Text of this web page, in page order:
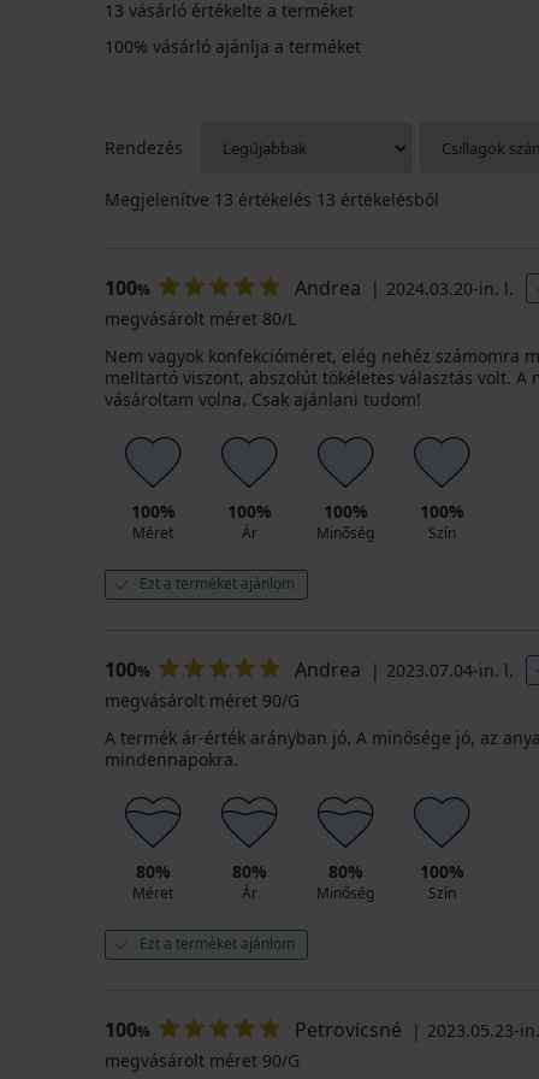
Michelle
bélés
25 490
20 400
Ft
kód
BRA20
klasszikus
női
9 090
Ft
akció
3+1
INGYEN
bélés
nélküli
21 790
Ft
17 440
Ft
kód
BRA20
III
bélés
Kedvezmény
10 840
Ft
Eredeti ár
15 490
Ft
női
alsó
10 390
Ft
akció
3+1
13 vásárló értékelte a terméket
100% vásárló ajánlja a terméket
Rendezés
Megjelenítve 13 értékelés 13 értékelésből
100% Andrea 2024.03.20-in. l.
megvásárolt méret 80/L
Nem vagyok konfekcióméret, elég nehéz számomra
melltartó viszont, abszolút tökéletes választás volt.
vásároltam volna. Csak ajánlani tudom!
100%
Méret
100%
Ár
100%
Minőség
100%
Szín
Ezt a terméket ajánlom
100% Andrea 2023.07.04-in. l.
megvásárolt méret 90/G
A termék ár-érték arányban jó. A minősége jó, az
mindennapokra.
80%
Méret
80%
Ár
80%
Minőség
100%
Szín
Ezt a terméket ajánlom
100% Petrovicsné 2023.05.23-
megvásárolt méret 90/G